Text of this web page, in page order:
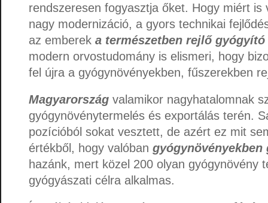
rendszeresen fogyasztja őket. Hogy miért
nagy modernizáció, a gyors technikai
az emberek a természetben rejlő gyógyító
modern orvostudomány is elismeri, hogy
fel újra a gyógynövényekben, fűszerekben
Magyarország valamikor nagyhatalomnak
gyógynövénytermelés és exportálás terén.
pozícióból sokat vesztett, de azért ez mit
értékből, hogy valóban
hazánk, mert közel 200 olyan gyógynövény
gyógyászati célra alkalmas.